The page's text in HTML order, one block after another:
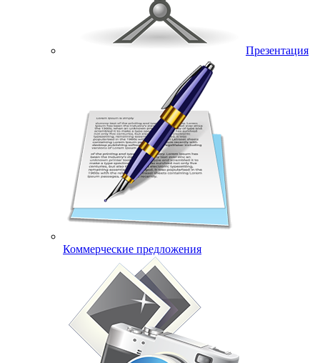
Презентация
Коммерческие предложения